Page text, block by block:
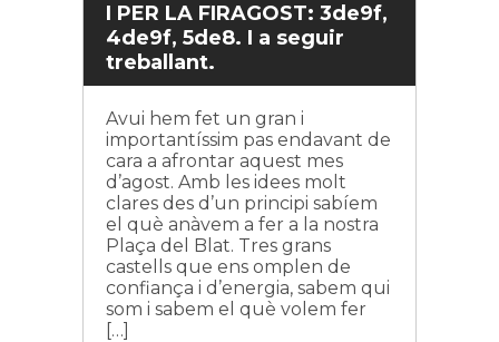
I PER LA FIRAGOST: 3de9f,
4de9f, 5de8. I a seguir
treballant.
Avui hem fet un gran i
importantíssim pas endavant de
cara a afrontar aquest mes
d’agost. Amb les idees molt
clares des d’un principi sabíem
el què anàvem a fer a la nostra
Plaça del Blat. Tres grans
castells que ens omplen de
confiança i d’energia, sabem qui
som i sabem el què volem fer
[…]